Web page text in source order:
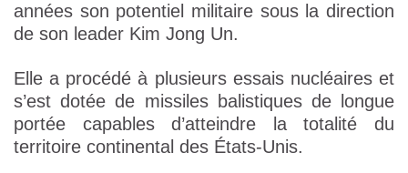
années son potentiel militaire sous la direction
de son leader Kim Jong Un.
Elle a procédé à plusieurs essais nucléaires et
s’est dotée de missiles balistiques de longue
portée capables d’atteindre la totalité du
territoire continental des États-Unis.